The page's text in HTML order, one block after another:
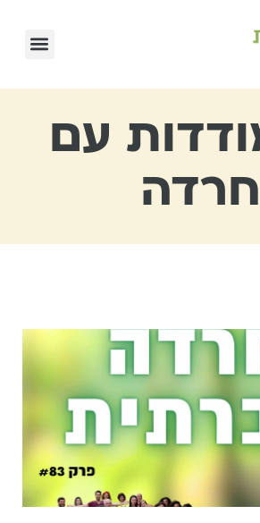
עם
חרדה